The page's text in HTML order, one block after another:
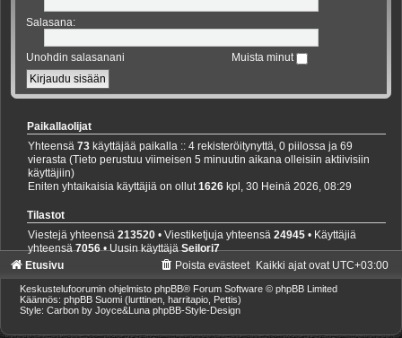
Salasana:
Unohdin salasanani Muista minut
Paikallaolijat
Yhteensä73 käyttäjää paikalla :: 4 rekisteröitynyttä, 0 piilossa ja 69
vierasta (Tieto perustuu viimeisen 5 minuutin aikana olleisiin aktiivisiin
käyttäjiin)
Eniten yhtaikaisia käyttäjiä on ollut1626 kpl, 30 Heinä 2026, 08:29
Tilastot
Viestejä yhteensä213520 • Viestiketjuja yhteensä24945 • Käyttäjiä
yhteensä7056• Uusin käyttäjäSeilori7
Etusivu
Kaikki ajat ovat UTC+03:00
Poista evästeet
Keskustelufoorumin ohjelmisto phpBB® Forum Software © phpBB Limited
Käännös: phpBB Suomi (lurttinen, harritapio, Pettis)
Style: Carbon by Joyce&Luna phpBB-Style-Design